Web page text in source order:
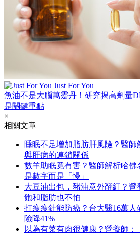
Just For You
魚油不是大腦萬靈丹！研究揭高劑量
是關鍵重點
×
相關文章
睡眠不足增加脂肪肝風險？醫
與肝病的連鎖關係
數羊助眠竟有害？醫師解析哈佛
是數字而是「慢」
大豆油出包，豬油意外翻紅？營
飽和脂肪也不怕
打瘦瘦針能防癌？台大醫16萬
險降41%
以為有菜有肉很健康？營養師